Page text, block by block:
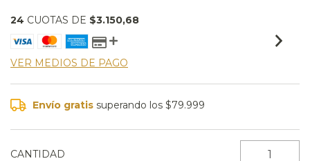
24 CUOTAS DE $3.150,68
VER MEDIOS DE PAGO
Envío gratis superando los$79.999
CANTIDAD